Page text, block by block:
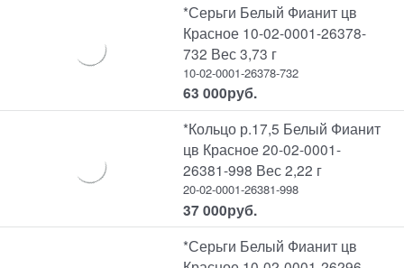
*Серьги Белый Фианит цв
Красное 10-02-0001-26378-
732 Вес 3,73 г
10-02-0001-26378-732
63 000руб.
*Кольцо р.17,5 Белый Фианит
цв Красное 20-02-0001-
26381-998 Вес 2,22 г
20-02-0001-26381-998
37 000руб.
*Серьги Белый Фианит цв